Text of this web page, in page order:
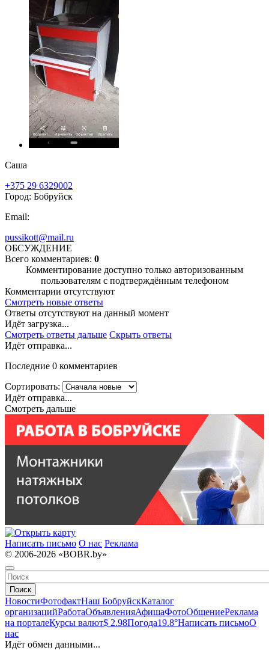
Саша
+375 29 6329002
Город: Бобруйск
Email:
pussikott@mail.ru
ОБСУЖДЕНИЕ
Всего комментариев: 0
Комментирование доступно только авторизованным
пользователям с подтверждённым телефоном
Комментарии отсутствуют
Смотреть новые ответы
Ответы отсутствуют на данный момент
Идёт загрузка...
Смотреть ответы дальше Скрыть ответы
Идёт отправка...
Последние 0 комментариев
Сортировать:
Идёт отправка...
Смотреть дальше
Написать письмо О нас Реклама
© 2006-2026 «BOBR.by»
Поиск
НовостиФотофактНаш БобруйскКаталог
организацийРаботаОбъявленияАфишаФотоОбщениеРеклама
на порталеКурсы валют$ 2.98Погода19.8°Написать письмоО
нас
Идёт обмен данными...